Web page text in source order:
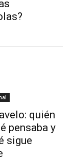
quién
pensaba y
sigue